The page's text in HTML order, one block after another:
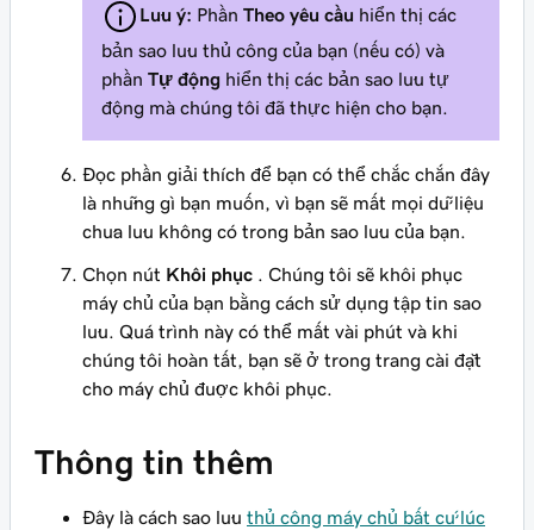
Lưu ý: Phần Theo yêu cầu hiển thị các
bản sao lưu thủ công của bạn (nếu có) và
phần Tự động hiển thị các bản sao lưu tự
động mà chúng tôi đã thực hiện cho bạn.
Đọc phần giải thích để bạn có thể chắc chắn đây
là những gì bạn muốn, vì bạn sẽ mất mọi dữ liệu
chưa lưu không có trong bản sao lưu của bạn.
Chọn nút Khôi phục . Chúng tôi sẽ khôi phục
máy chủ của bạn bằng cách sử dụng tập tin sao
lưu. Quá trình này có thể mất vài phút và khi
chúng tôi hoàn tất, bạn sẽ ở trong trang cài đặt
cho máy chủ được khôi phục.
Thông tin thêm
Đây là cách sao lưu thủ công máy chủ bất cứ lúc